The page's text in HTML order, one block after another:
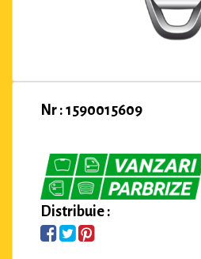
Nr : 1590015609
Distribuie :